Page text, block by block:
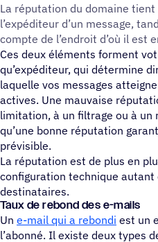
La répu­ta­tion du domaine
l’expéditeur d’un message,
compte de l’endroit d’où il est
Ces deux éléments forment
qu’expéditeur, qui détermine
laquelle vos messages
actives. Une mauvaise
limitation, à un filtrage ou à
qu’une bonne réputation
prévisible.
La réputation est de plus en
configuration technique autant
destinataires.
Taux de rebond des e-mails
Un e-mail qui a rebondi est un
l’abonné. Il existe deux types